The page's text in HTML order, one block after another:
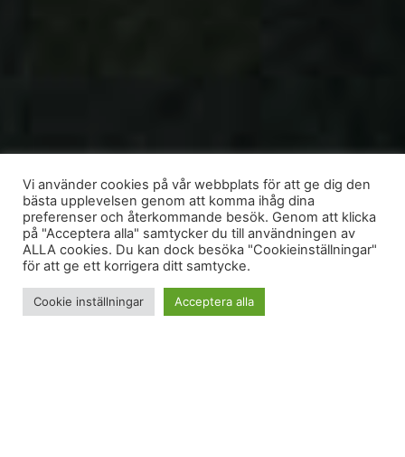
Vi använder cookies på vår webbplats för att ge dig den
bästa upplevelsen genom att komma ihåg dina
preferenser och återkommande besök. Genom att klicka
på "Acceptera alla" samtycker du till användningen av
ALLA cookies. Du kan dock besöka "Cookieinställningar"
för att ge ett korrigera ditt samtycke.
Cookie inställningar Acceptera alla